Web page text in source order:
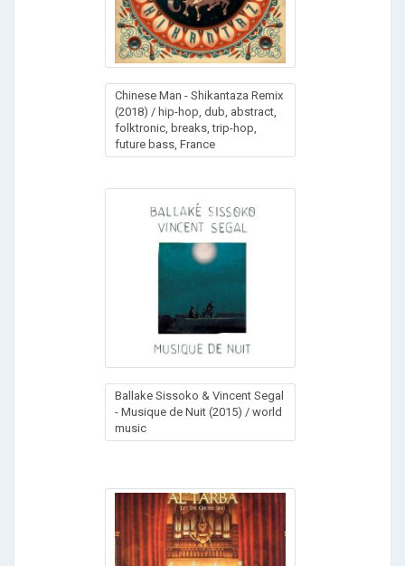
Chinese Man - Shikantaza Remix
(2018) / hip-hop, dub, abstract,
folktronic, breaks, trip-hop,
futurе bass, France
Ваllаkе Sissоkо & Vinсеnt Sеgаl
- Мusiquе dе Nuit (2015) / world
music